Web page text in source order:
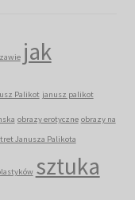
jak
Palikot janusz palikot
obrazy erotyczne obrazy na
Janusza Palikota
sztuka